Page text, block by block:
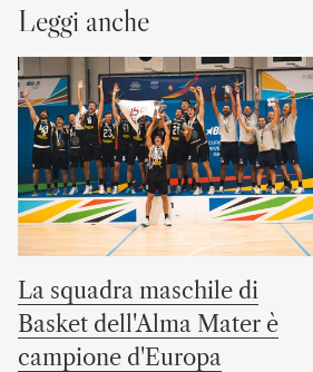
Leggi anche
La squadra maschile di
Basket dell'Alma Mater è
campione d'Europa